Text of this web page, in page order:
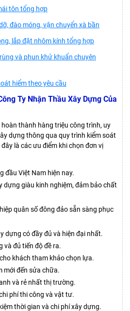
tôn tổng hợp
đào móng, vận chuyển xà bần
lắp đặt nhôm kính tổng hợp
và phun khử khuẩn chuyên
hiểm theo yêu cầu
Ty Nhận Thầu Xây Dựng Của
thành hàng triệu công trình, uy
dựng thông qua quy trình kiểm soát
là các ưu điểm khi chọn đơn vị
đầu Việt Nam hiện nay.
dựng giàu kinh nghiệm, đảm bảo chất
quân số đông đảo sẵn sàng phục
dựng có đầy đủ và hiện đại nhất.
và đủ tiến độ đề ra.
khách tham khảo chọn lựa.
mới đến sửa chữa.
và rẻ nhất thị trường.
phí thi công và vật tư.
thời gian và chi phí xây dựng.